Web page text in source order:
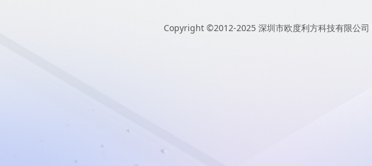
Copyright ©2012-2025 深圳市欧度利方科技有限公司